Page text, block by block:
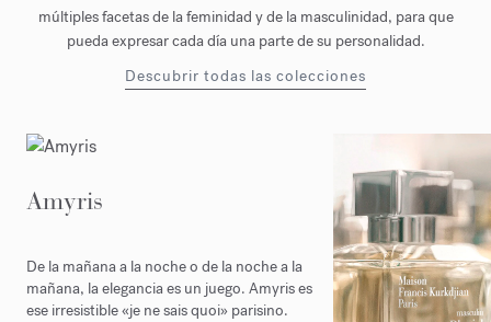
múltiples facetas de la feminidad y de la masculinidad, para que
pueda expresar cada día una parte de su personalidad.
Descubrir todas las colecciones
Amyris
De la mañana a la noche o de la noche a la
mañana, la elegancia es un juego. Amyris es
ese irresistible «je ne sais quoi» parisino.